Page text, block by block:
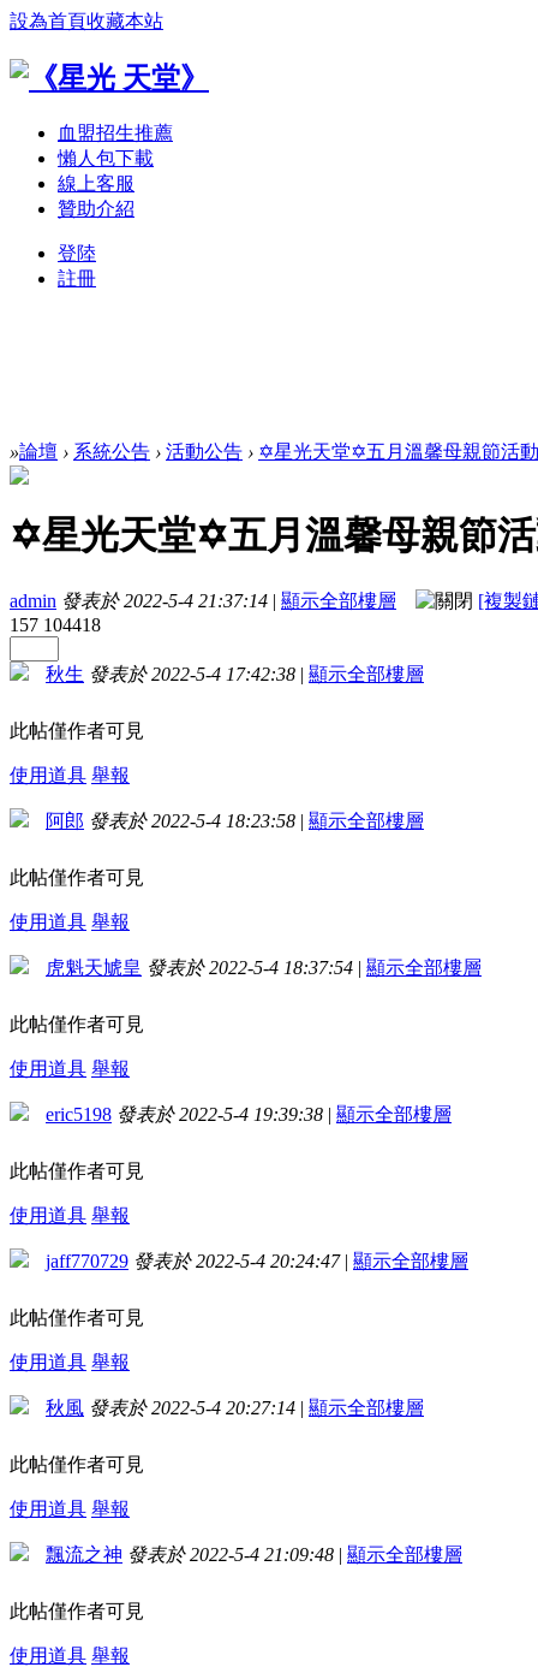
設為首頁收藏本站
血盟招生推薦
懶人包下載
線上客服
贊助介紹
登陸
註冊
»論壇 › 系統公告 › 活動公告 › ✡星光天堂✡五月溫馨母親節活
✡星光天堂✡五月溫馨母親節
admin 發表於 2022-5-4 21:37:14 | 顯示全部樓層
[複製
157 104418
秋生 發表於 2022-5-4 17:42:38 | 顯示全部樓層
此帖僅作者可見
使用道具 舉報
阿郎 發表於 2022-5-4 18:23:58 | 顯示全部樓層
此帖僅作者可見
使用道具 舉報
虎魁天虓皇 發表於 2022-5-4 18:37:54 | 顯示全部樓層
此帖僅作者可見
使用道具 舉報
eric5198 發表於 2022-5-4 19:39:38 | 顯示全部樓層
此帖僅作者可見
使用道具 舉報
jaff770729 發表於 2022-5-4 20:24:47 | 顯示全部樓層
此帖僅作者可見
使用道具 舉報
秋風 發表於 2022-5-4 20:27:14 | 顯示全部樓層
此帖僅作者可見
使用道具 舉報
飄流之神 發表於 2022-5-4 21:09:48 | 顯示全部樓層
此帖僅作者可見
使用道具 舉報